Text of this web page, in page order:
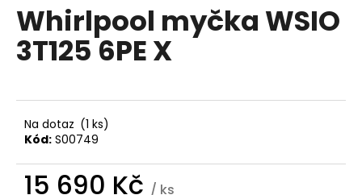
produktu
je
0,0
z
Whirlpool myčka WSIO
3T125 6PE X
Na dotaz (1 ks)
Kód: S00749
15 690 Kč / ks
o
p
o
č
u
e
m